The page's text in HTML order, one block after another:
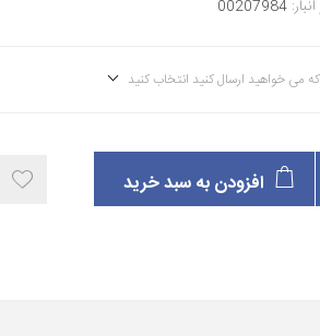
00207984
می خواهید ارسال کنید انتخاب کنید
افزودن به سبد خرید